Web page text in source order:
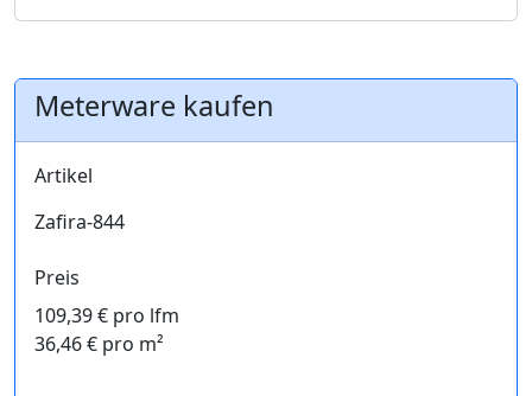
Meterware kaufen
Artikel
Zafira-844
Preis
109,39 € pro lfm
36,46 € pro m²